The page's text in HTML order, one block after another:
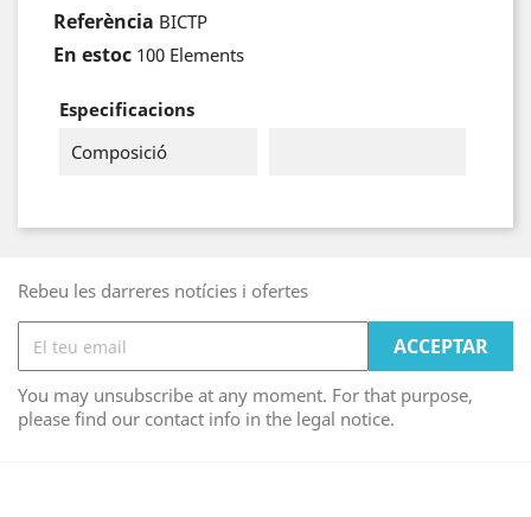
Referència BICTP
En estoc 100 Elements
Especificacions
Composició
Rebeu les darreres notícies i ofertes
You may unsubscribe at any moment. For that purpose,
please find our contact info in the legal notice.